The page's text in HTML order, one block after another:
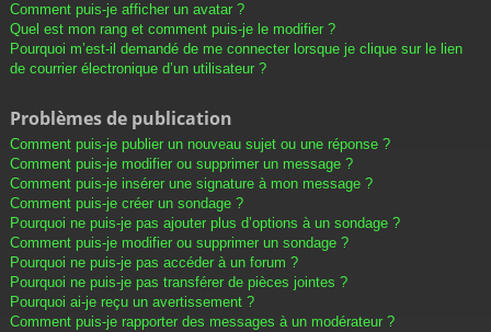
Comment puis-je afficher un avatar ?
Quel est mon rang et comment puis-je le modifier ?
Pourquoi m’est-il demandé de me connecter lorsque je clique sur le lien
de courrier électronique d’un utilisateur ?
Problèmes de publication
Comment puis-je publier un nouveau sujet ou une réponse ?
Comment puis-je modifier ou supprimer un message ?
Comment puis-je insérer une signature à mon message ?
Comment puis-je créer un sondage ?
Pourquoi ne puis-je pas ajouter plus d’options à un sondage ?
Comment puis-je modifier ou supprimer un sondage ?
Pourquoi ne puis-je pas accéder à un forum ?
Pourquoi ne puis-je pas transférer de pièces jointes ?
Pourquoi ai-je reçu un avertissement ?
Comment puis-je rapporter des messages à un modérateur ?